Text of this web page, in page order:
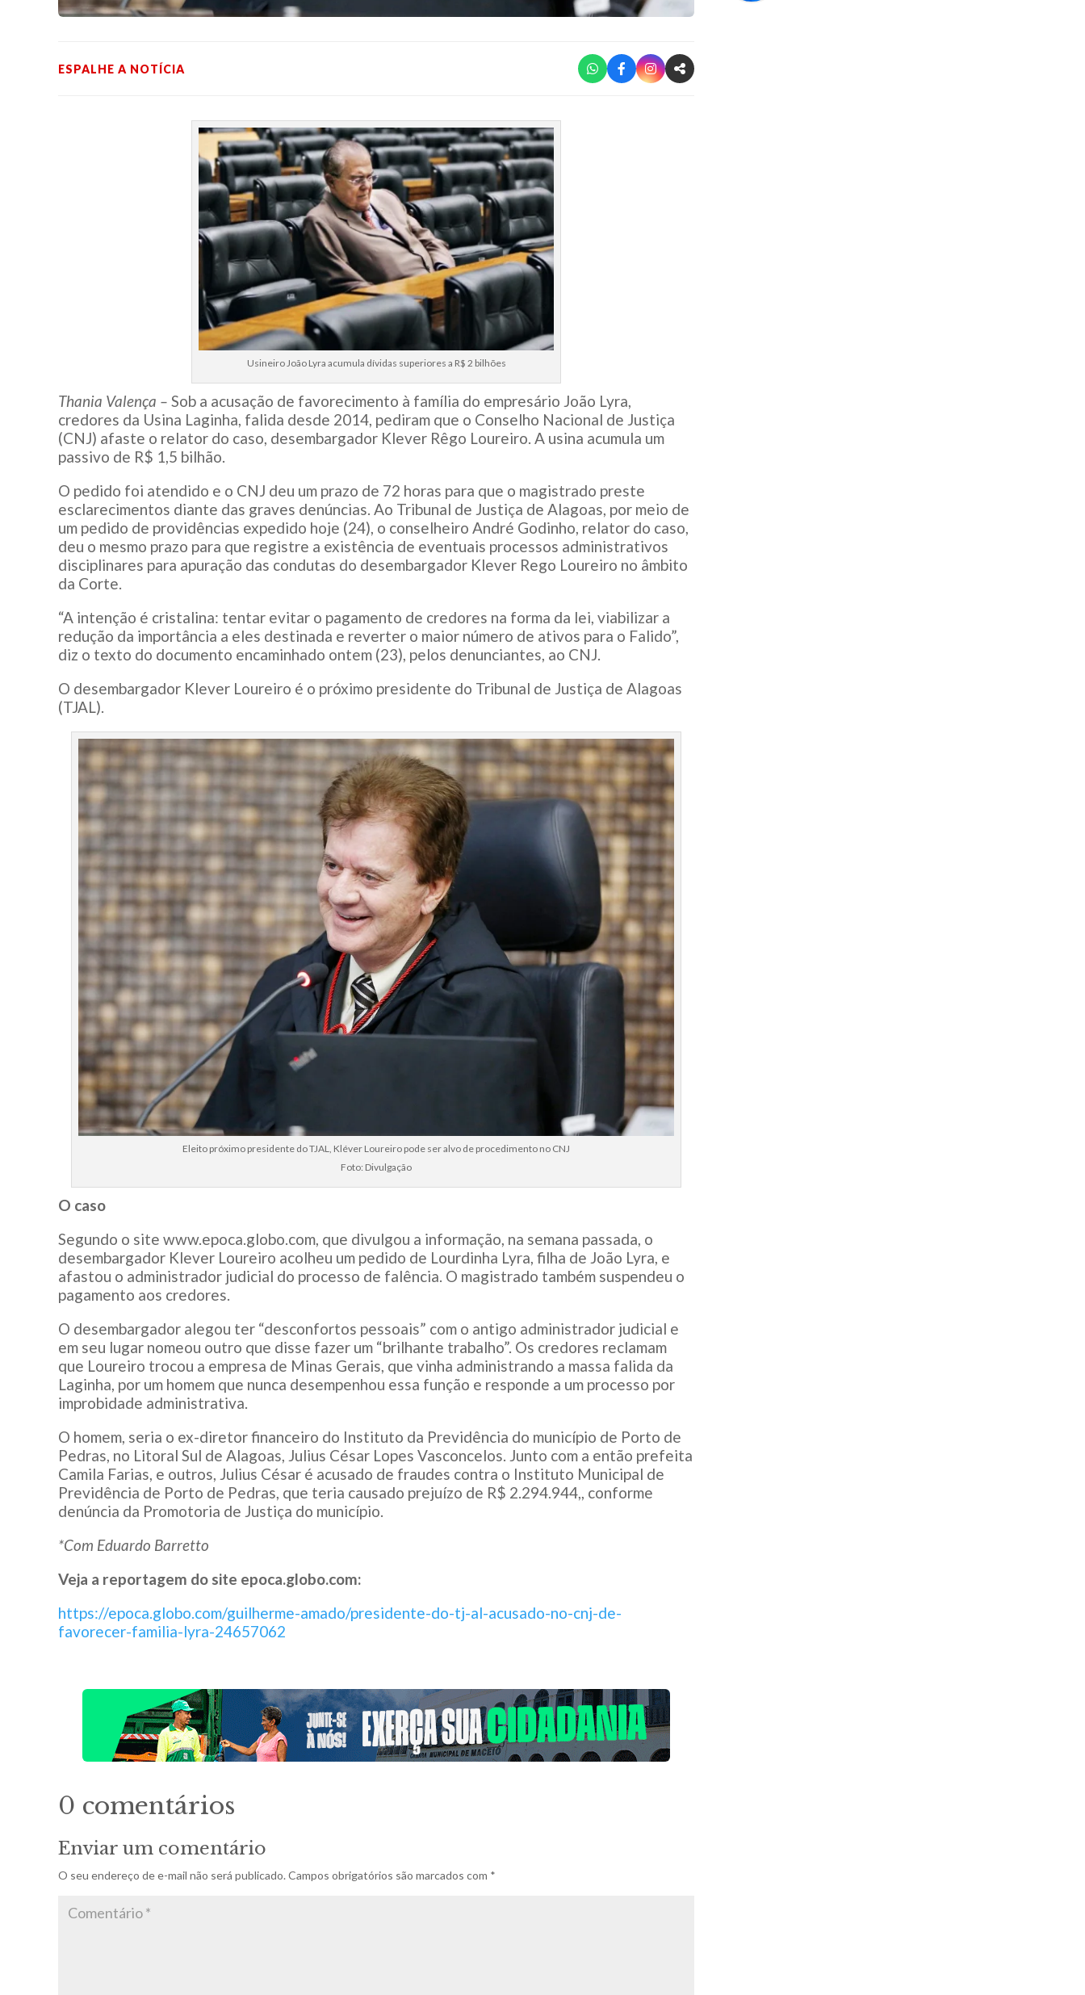
ESPALHE A NOTÍCIA
Usineiro João Lyra acumula dívidas superiores a R$ 2 bilhões
Thania Valença – Sob a acusação de favorecimento à família do empresário João Lyra,
credores da Usina Laginha, falida desde 2014, pediram que o Conselho Nacional de Justiça
(CNJ) afaste o relator do caso, desembargador Klever Rêgo Loureiro. A usina acumula um
passivo de R$ 1,5 bilhão.
O pedido foi atendido e o CNJ deu um prazo de 72 horas para que o magistrado preste
esclarecimentos diante das graves denúncias. Ao Tribunal de Justiça de Alagoas, por meio de
um pedido de providências expedido hoje (24), o conselheiro André Godinho, relator do caso,
deu o mesmo prazo para que registre a existência de eventuais processos administrativos
disciplinares para apuração das condutas do desembargador Klever Rego Loureiro no âmbito
da Corte.
“A intenção é cristalina: tentar evitar o pagamento de credores na forma da lei, viabilizar a
redução da importância a eles destinada e reverter o maior número de ativos para o Falido”,
diz o texto do documento encaminhado ontem (23), pelos denunciantes, ao CNJ.
O desembargador Klever Loureiro é o próximo presidente do Tribunal de Justiça de Alagoas
(TJAL).
Eleito próximo presidente do TJAL, Kléver Loureiro pode ser alvo de procedimento no CNJ
Foto: Divulgação
O caso
Segundo o site www.epoca.globo.com, que divulgou a informação, na semana passada, o
desembargador Klever Loureiro acolheu um pedido de Lourdinha Lyra, filha de João Lyra, e
afastou o administrador judicial do processo de falência. O magistrado também suspendeu o
pagamento aos credores.
O desembargador alegou ter “desconfortos pessoais” com o antigo administrador judicial e
em seu lugar nomeou outro que disse fazer um “brilhante trabalho”. Os credores reclamam
que Loureiro trocou a empresa de Minas Gerais, que vinha administrando a massa falida da
Laginha, por um homem que nunca desempenhou essa função e responde a um processo por
improbidade administrativa.
O homem, seria o ex-diretor financeiro do Instituto da Previdência do município de Porto de
Pedras, no Litoral Sul de Alagoas, Julius César Lopes Vasconcelos. Junto com a então prefeita
Camila Farias, e outros, Julius César é acusado de fraudes contra o Instituto Municipal de
Previdência de Porto de Pedras, que teria causado prejuízo de R$ 2.294.944,, conforme
denúncia da Promotoria de Justiça do município.
*Com Eduardo Barretto
Veja a reportagem do site epoca.globo.com:
https://epoca.globo.com/guilherme-amado/presidente-do-tj-al-acusado-no-cnj-de-
favorecer-familia-lyra-24657062
0 comentários
Enviar um comentário
O seu endereço de e-mail não será publicado. Campos obrigatórios são marcados com *